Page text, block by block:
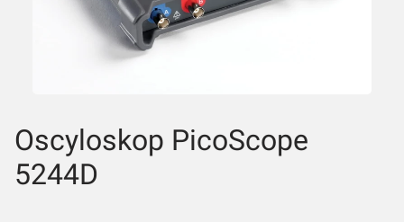
Oscyloskop PicoScope
5244D